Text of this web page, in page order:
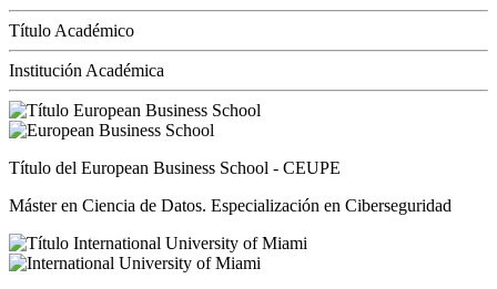
Título Académico
Institución Académica
Título del European Business School - CEUPE
Máster en Ciencia de Datos. Especialización en Ciberseguridad